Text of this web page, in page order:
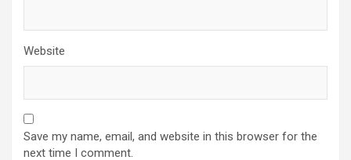
Website
Save my name, email, and website in this browser for the
next time I comment.